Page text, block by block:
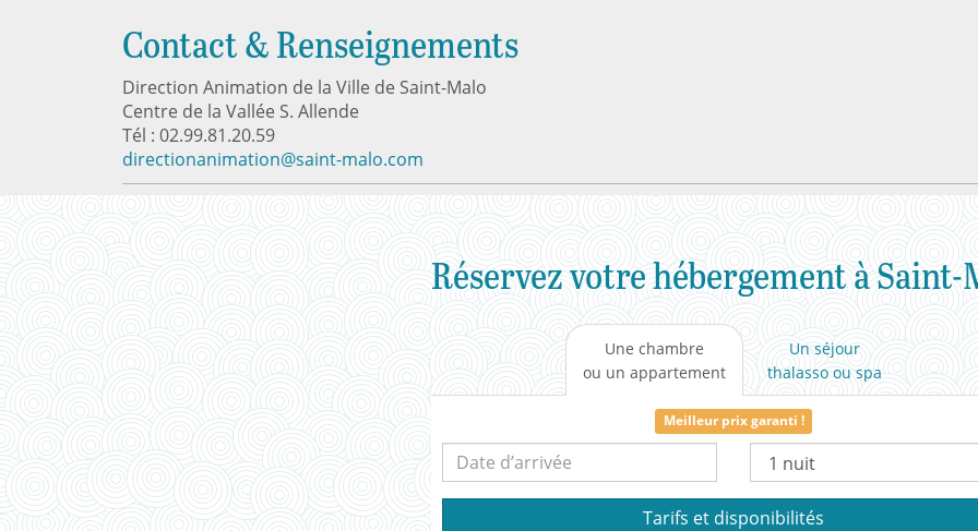
Contact & Renseignements
Direction Animation de la Ville de Saint-Malo
Centre de la Vallée S. Allende
Tél : 02.99.81.20.59
directionanimation@saint-malo.com
Réservez votre hébergement à Saint-
Une chambre
ou un appartement
Un séjour
thalasso ou spa
Meilleur prix garanti !
d’arrivée :
de
nuit(s) :
Tarifs et disponibilités